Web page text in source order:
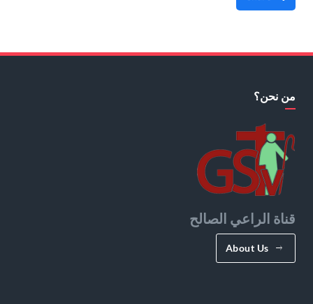
من نحن؟
قناة الراعي الصالح
About Us